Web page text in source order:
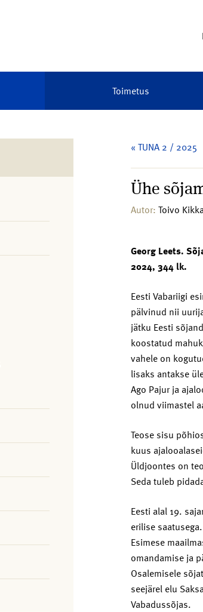
Toimetus
« TUNA 2 / 2025
Ühe
Autor: Toivo
Georg Leets.
2024, 344 lk.
Eesti Vabariigi
pälvinud nii
jätku Eesti
koostatud
vahele on
lisaks antakse
Ago Pajur ja
olnud viimastel
Teose sisu
kuus
Üldjoontes on
Seda tuleb
Eesti alal 19.
erilise
Esimese
omandamise ja
Osalemisele
seejärel elu
Vabadussõjas.